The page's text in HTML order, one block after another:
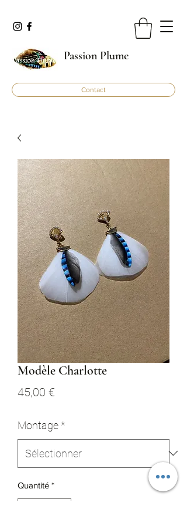
Passion Plume
Contact
Modèle Charlotte
45,00 €
Montage*
Quantité *